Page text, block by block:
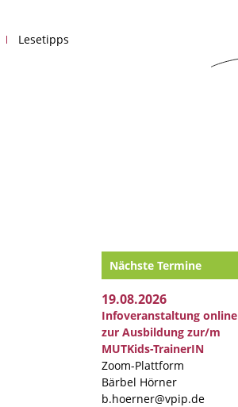
Lesetipps
Nächste Termine
19.08.2026
Infoveranstaltung online
zur Ausbildung zur/m
MUTKids-TrainerIN
Zoom-Plattform
Bärbel Hörner
b.hoerner@vpip.de